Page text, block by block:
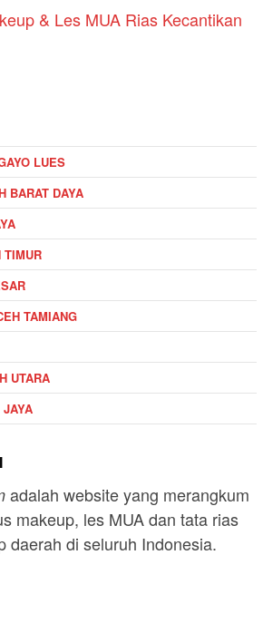
& Les MUA Rias Kecantikan
LUES
BARAT DAYA
TIMUR
TAMIANG
UTARA
adalah website yang merangkum
makeup, les MUA dan tata rias
daerah di seluruh Indonesia.